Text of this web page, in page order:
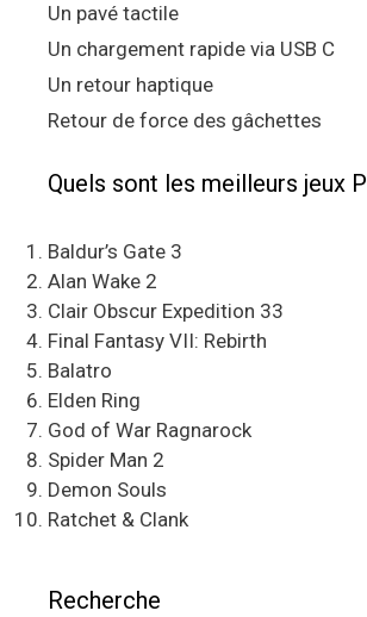
Un pavé tactile
Un chargement rapide via USB C
Un retour haptique
Retour de force des gâchettes
Quels sont les meilleurs jeux
Baldur’s Gate 3
Alan Wake 2
Clair Obscur Expedition 33
Final Fantasy VII: Rebirth
Balatro
Elden Ring
God of War Ragnarock
Spider Man 2
Demon Souls
Ratchet & Clank
Recherche